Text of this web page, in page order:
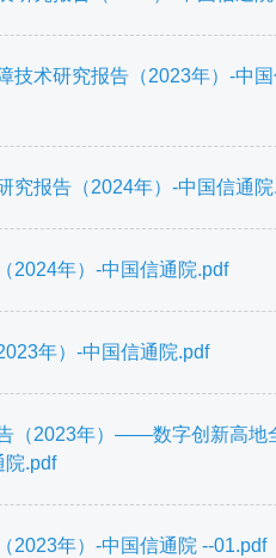
技术研究报告（2023年）-中
究报告（2024年）-中国信通
2024年）-中国信通院.pdf
年）-中国信通院.pdf
（2023年）——数字创新高地
院.pdf
2023年）-中国信通院 --01.pdf